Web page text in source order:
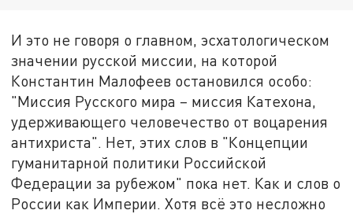
И это не говоря о главном, эсхатологическом
значении русской миссии, на которой
Константин Малофеев остановился особо:
"Миссия Русского мира – миссия Катехона,
удерживающего человечество от воцарения
антихриста". Нет, этих слов в "Концепции
гуманитарной политики Российской
Федерации за рубежом" пока нет. Как и слов о
России как Империи. Хотя всё это несложно